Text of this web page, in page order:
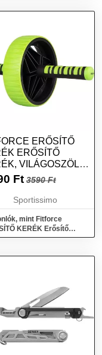
ERŐSÍTŐ
ERŐSÍTŐ
VILÁGOSZÖLD,
Ft 3590 Ft
Sportissimo
mint Fitforce
KERÉK Erősítő
világoszöld, méret